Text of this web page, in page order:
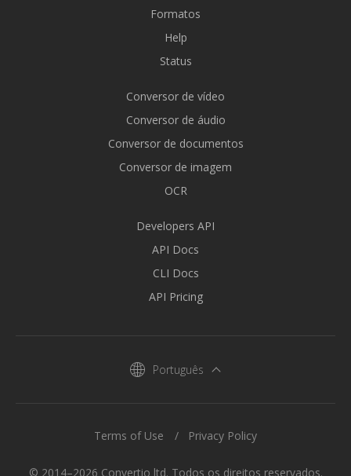
Formatos
Help
Status
Conversor de vídeo
Conversor de áudio
Conversor de documentos
Conversor de imagem
OCR
Developers API
API Docs
CLI Docs
API Pricing
Português
© 2014–2026 Convertio ltd. Todos os direitos reservados.
Terms of Use Privacy Policy